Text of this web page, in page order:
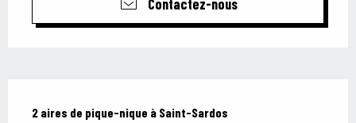
Contactez-nous
2 aires de pique-nique à Saint-Sardos